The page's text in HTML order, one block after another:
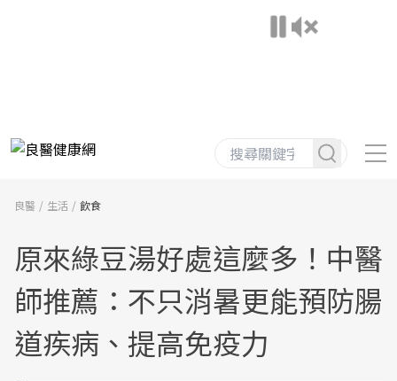
良醫 生活 飲食
原來綠豆湯好處這麼多！中醫
師推薦：不只消暑更能預防腸
道疾病、提高免疫力